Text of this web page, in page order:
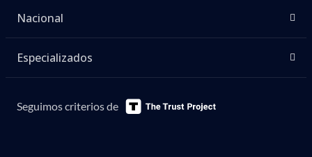
Nacional
Especializados
Seguimos criterios de